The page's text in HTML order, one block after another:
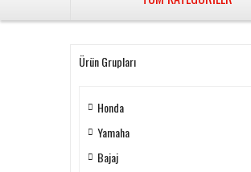
Ürün Grupları
Honda
Yamaha
Bajaj